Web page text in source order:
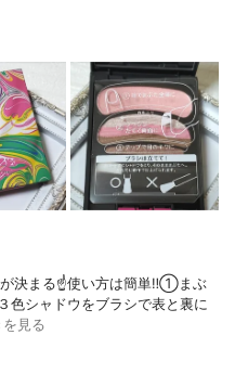
が決まる☝️使い方は簡単‼️①まぶ
シャドウをブラシで表と裏に
見る